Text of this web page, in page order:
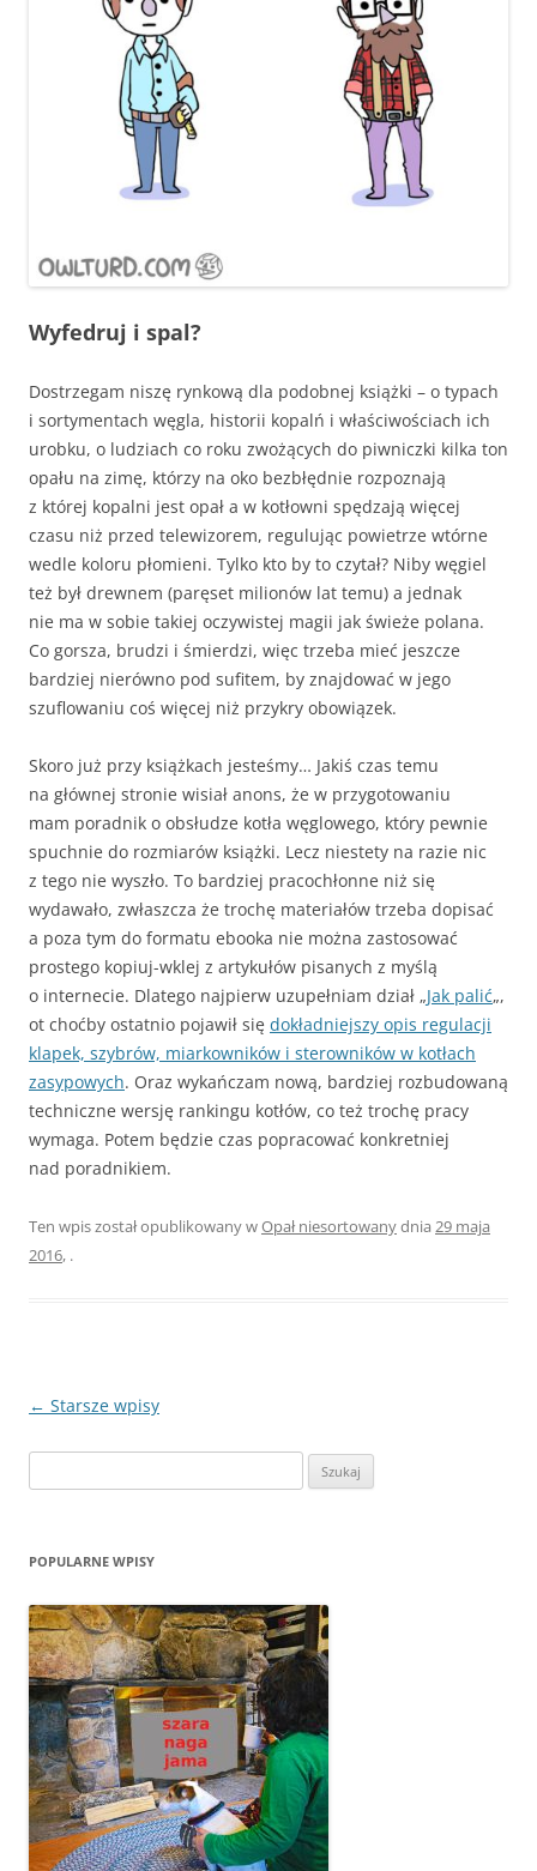
Wyfedruj i spal?
Dostrzegam niszę rynkową dla podobnej książki – o typach
i sortymentach węgla, historii kopalń i właściwościach ich
urobku, o ludziach co roku zwożących do piwniczki kilka ton
opału na zimę, którzy na oko bezbłędnie rozpoznają
z której kopalni jest opał a w kotłowni spędzają więcej
czasu niż przed telewizorem, regulując powietrze wtórne
wedle koloru płomieni. Tylko kto by to czytał? Niby węgiel
też był drewnem (paręset milionów lat temu) a jednak
nie ma w sobie takiej oczywistej magii jak świeże polana.
Co gorsza, brudzi i śmierdzi, więc trzeba mieć jeszcze
bardziej nierówno pod sufitem, by znajdować w jego
szuflowaniu coś więcej niż przykry obowiązek.
Skoro już przy książkach jesteśmy… Jakiś czas temu
na głównej stronie wisiał anons, że w przygotowaniu
mam poradnik o obsłudze kotła węglowego, który pewnie
spuchnie do rozmiarów książki. Lecz niestety na razie nic
z tego nie wyszło. To bardziej pracochłonne niż się
wydawało, zwłaszcza że trochę materiałów trzeba dopisać
a poza tym do formatu ebooka nie można zastosować
prostego kopiuj-wklej z artykułów pisanych z myślą
o internecie. Dlatego najpierw uzupełniam dział „Jak palić„,
ot choćby ostatnio pojawił się dokładniejszy opis regulacji
klapek, szybrów, miarkowników i sterowników w kotłach
zasypowych. Oraz wykańczam nową, bardziej rozbudowaną
techniczne wersję rankingu kotłów, co też trochę pracy
wymaga. Potem będzie czas popracować konkretniej
nad poradnikiem.
Ten wpis został opublikowany wOpał niesortowanydnia 29 maja
2016, .
Zobacz
← Starsze wpisy
POPULARNE WPISY